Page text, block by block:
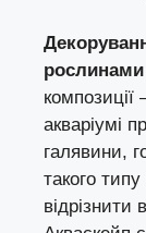
рослинами
композиції
акваріумі
галявини,
такого
відрізнити